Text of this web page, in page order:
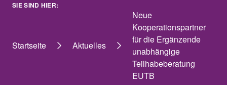
SIE SIND HIER:
Startseite Aktuelles
Neue
Kooperationspartner
für die Ergänzende
unabhängige
Teilhabeberatung
EUTB